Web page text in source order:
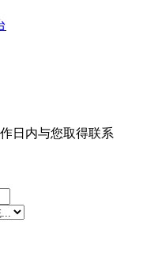
日内与您取得联系